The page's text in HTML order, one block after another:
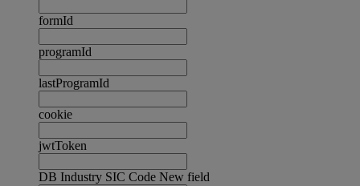
formId
programId
lastProgramId
cookie
jwtToken
DB Industry SIC Code New field